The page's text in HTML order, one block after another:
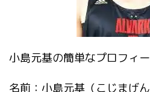
小島元基の簡単なプロフィ
名前：小島元基（こじまげん